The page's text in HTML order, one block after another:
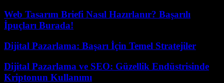
Web Tasarım Briefi Nasıl Hazırlanır? Başarılı
İpuçları Burada!
Dijital Pazarlama: Başarı İçin Temel Stratejiler
Dijital Pazarlama ve SEO: Güzellik Endüstrisinde
Kriptonun Kullanımı